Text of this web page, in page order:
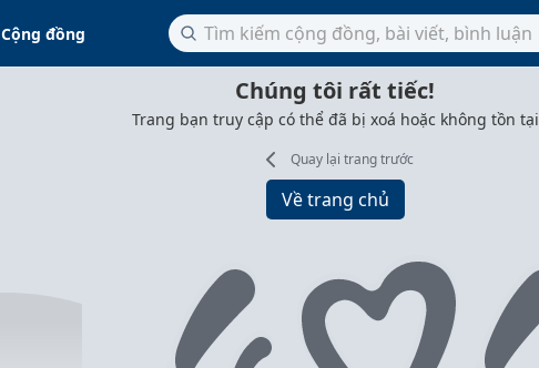
Cộng đồng
Chúng tôi rất tiếc!
Trang bạn truy cập có thể đã bị xoá hoặc không tồn tại
Quay lại trang trước
Về trang chủ